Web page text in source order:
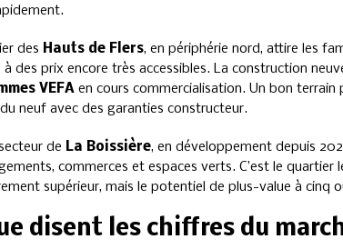
des Hauts de Flers, en périphérie nord, attire les
à des prix encore très accessibles. La construction
VEFA en cours commercialisation. Un bon
neuf avec des garanties constructeur.
de La Boissière, en développement depuis
commerces et espaces verts. C’est le quartier
supérieur, mais le potentiel de plus-value à cinq
disent les chiffres du